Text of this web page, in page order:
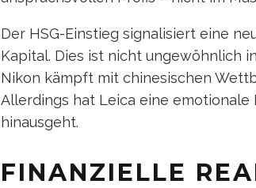
Der HSG-Einstieg signalisiert eine
Kapital. Dies ist nicht ungewöhnlich
Nikon kämpft mit chinesischen
Allerdings hat Leica eine
hinausgeht.
FINANZIELLE